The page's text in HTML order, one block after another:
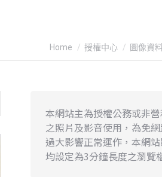
You are here:
Home 授權中心 圖像資
本網站主為授權公務或非
之照片及影音使用，為免
過大影響正常運作，本網
均設定為3分鐘長度之瀏覽